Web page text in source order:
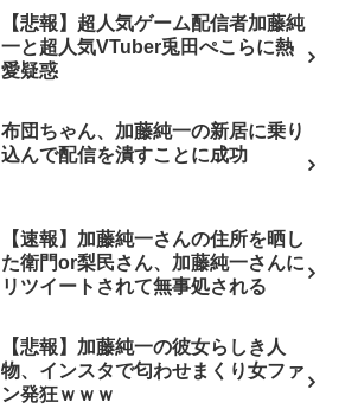
【悲報】超人気ゲーム配信者加藤純
一と超人気VTuber兎田ぺこらに熱
愛疑惑
布団ちゃん、加藤純一の新居に乗り
込んで配信を潰すことに成功
【速報】加藤純一さんの住所を晒し
た衛門or梨民さん、加藤純一さんに
リツイートされて無事処される
【悲報】加藤純一の彼女らしき人
物、インスタで匂わせまくり女ファ
ン発狂ｗｗｗ